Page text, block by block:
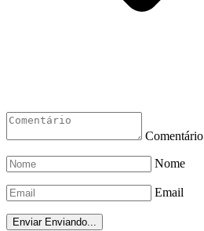
Comentário
Nome
Email
Enviar Enviando...